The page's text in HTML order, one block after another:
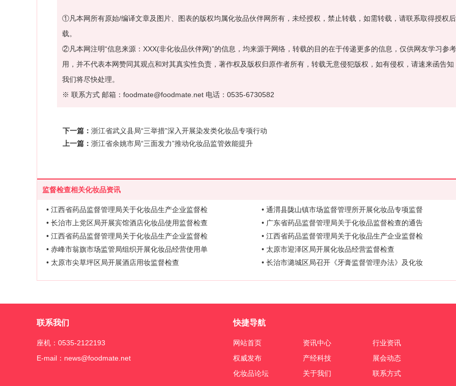
①凡本网所有原始/编译文章及图片、图表的版权均属化妆品伙伴网所有，未经授权，禁止转载，如需转载，请联系取得授权
载。
②凡本网注明“信息来源：XXX(非化妆品伙伴网)”的信息，均来源于网络，转载的目的在于传递更多的信息，仅供网友学习参
用，并不代表本网赞同其观点和对其真实性负责，著作权及版权归原作者所有，转载无意侵犯版权，如有侵权，请速来函告知
我们将尽快处理。
※ 联系方式 邮箱：foodmate@foodmate.net 电话：0535-6730582
下一篇： 浙江省武义县局“三举措”深入开展染发类化妆品专项行动
上一篇： 浙江省余姚市局“三面发力”推动化妆品监管效能提升
监督检查相关化妆品资讯
• 江西省药品监督管理局关于化妆品生产企业监督检
• 通渭县陇山镇市场监督管理所开展化妆品专项监督
• 长治市上党区局开展宾馆酒店化妆品使用监督检查
• 广东省药品监督管理局关于化妆品监督检查的通告
• 江西省药品监督管理局关于化妆品生产企业监督检
• 江西省药品监督管理局关于化妆品生产企业监督检
• 赤峰市翁旗市场监管局组织开展化妆品经营使用单
• 太原市迎泽区局开展化妆品经营监督检查
• 太原市尖草坪区局开展酒店用妆监督检查
• 长治市潞城区局召开《牙膏监督管理办法》及化妆
联系我们
座机：0535-2122193
E-mail：news@foodmate.net
快捷导航
网站首页 资讯中心
行业资讯
权威发布
产经科技
展会动态
化妆品论坛
关于我们 联系方式